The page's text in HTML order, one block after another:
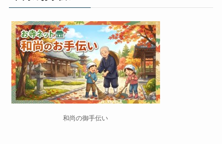
和尚の御手伝い